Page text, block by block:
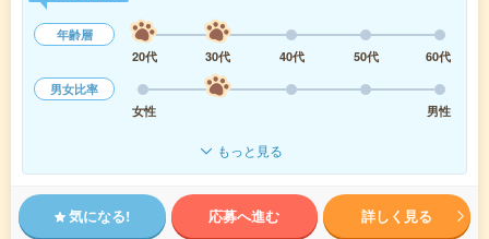
年齢層
20代
30代 40代 50代
60代
男女比率
女性
男性
もっと見る
気になる! 応募へ進む 詳しく見る